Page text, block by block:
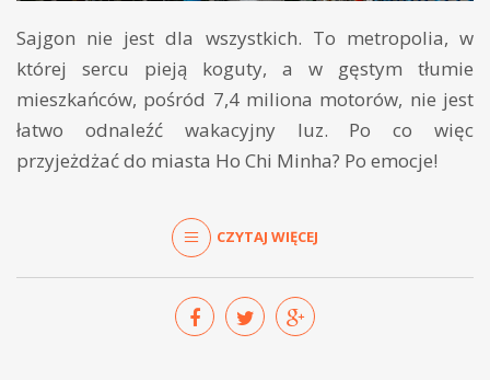
Sajgon nie jest dla wszystkich. To metropolia, w
której sercu pieją koguty, a w gęstym tłumie
mieszkańców, pośród 7,4 miliona motorów, nie jest
łatwo odnaleźć wakacyjny luz. Po co więc
przyjeżdżać do miasta Ho Chi Minha? Po emocje!
CZYTAJ WIĘCEJ